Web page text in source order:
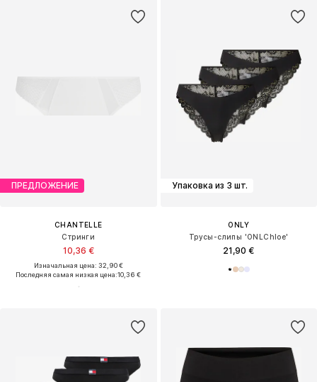
ПРЕДЛОЖЕНИЕ
CHANTELLE
Стринги
10,36 €
Изначальная цена: 32,90 €
Последняя самая низкая цена:10,36 €
Упаковка из 3 шт.
ONLY
Трусы-слипы 'ONLChloe'
21,90 €